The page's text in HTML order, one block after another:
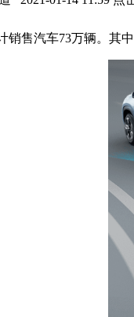
销售汽车73万辆。其